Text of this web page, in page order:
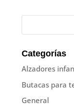
Categorías
Alzadores
Butacas para
General